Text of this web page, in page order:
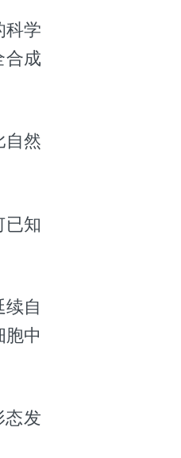
科学
合成
自然
已知
续自
胞中
态发